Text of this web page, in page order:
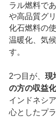
ラル燃料で
や高品質グ
化石燃料の
温暖化、気
す。
2つ目が、 現
の方の収益
インドネシ
心としたプ